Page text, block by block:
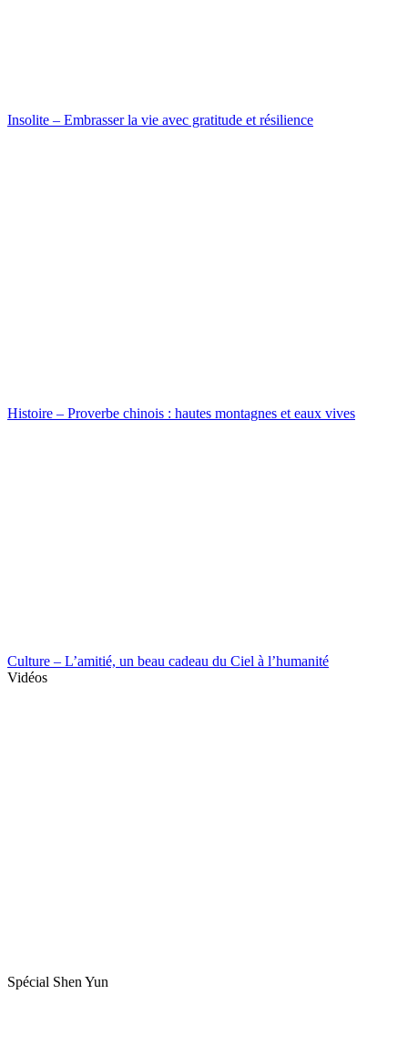
Insolite – Embrasser la vie avec gratitude et résilience
Histoire – Proverbe chinois : hautes montagnes et eaux vives
Culture – L’amitié, un beau cadeau du Ciel à l’humanité
Vidéos
Spécial Shen Yun